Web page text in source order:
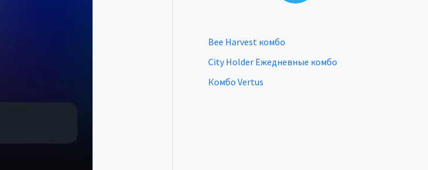
Bee Harvest комбо
City Holder Ежедневные комбо
Комбо Vertus